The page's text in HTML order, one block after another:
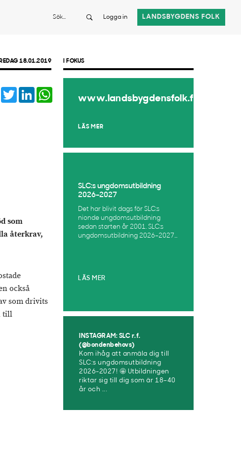
Sök Logga in LANDSBYGDENS FOLK
18.01.2019
Facebook
TwitterLinkedIn
som
återkrav,
också
som drivits
till
I FOKUS
www.landsbygdensfolk.fi
LÄS MER
SLC:s ungdomsutbildning
2026–2027
Det har blivit dags för SLC:s
nionde ungdomsutbildning
sedan starten år 2001. SLC:s
ungdomsutbildning 2026–2027...
LÄS MER
INSTAGRAM: SLC r.f.
(@bondenbehovs)
Kom ihåg att anmäla dig till
SLC:s ungdomsutbildning
2026-2027! 🤩 Utbildningen
riktar sig till dig som är 18–40
år och ...